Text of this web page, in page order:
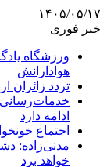
۱۴۰۵/۰۵/۱۷
خبر فوری
ورزشگاه
هوادارانش
تردد زائران
خدمات‌رسانی
ادامه دارد
اجتماع
مدنی‌زاده:
خواهد برد